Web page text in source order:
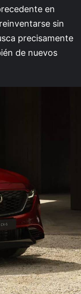
en
sin
precisamente
de nuevos